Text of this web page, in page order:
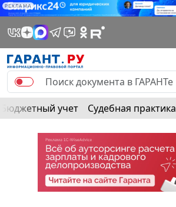
РЕКЛАМА
Бюджетный учет Судебная практика